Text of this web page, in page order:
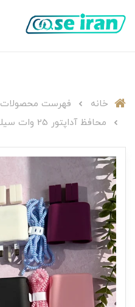
خانه
فهرست محصولات
محافظ آداپتور 25 وات سیلیکونی سامسونگ 3 پینP000727